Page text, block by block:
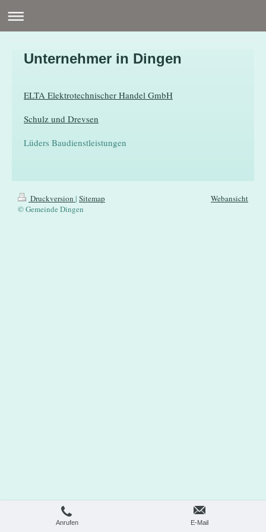
Unternehmer in Dingen
ELTA Elektrotechnischer Handel GmbH
Schulz und Drevsen
Lüders Baudienstleistungen
Druckversion | Sitemap
© Gemeinde Dingen
Webansicht
Anrufen E-Mail